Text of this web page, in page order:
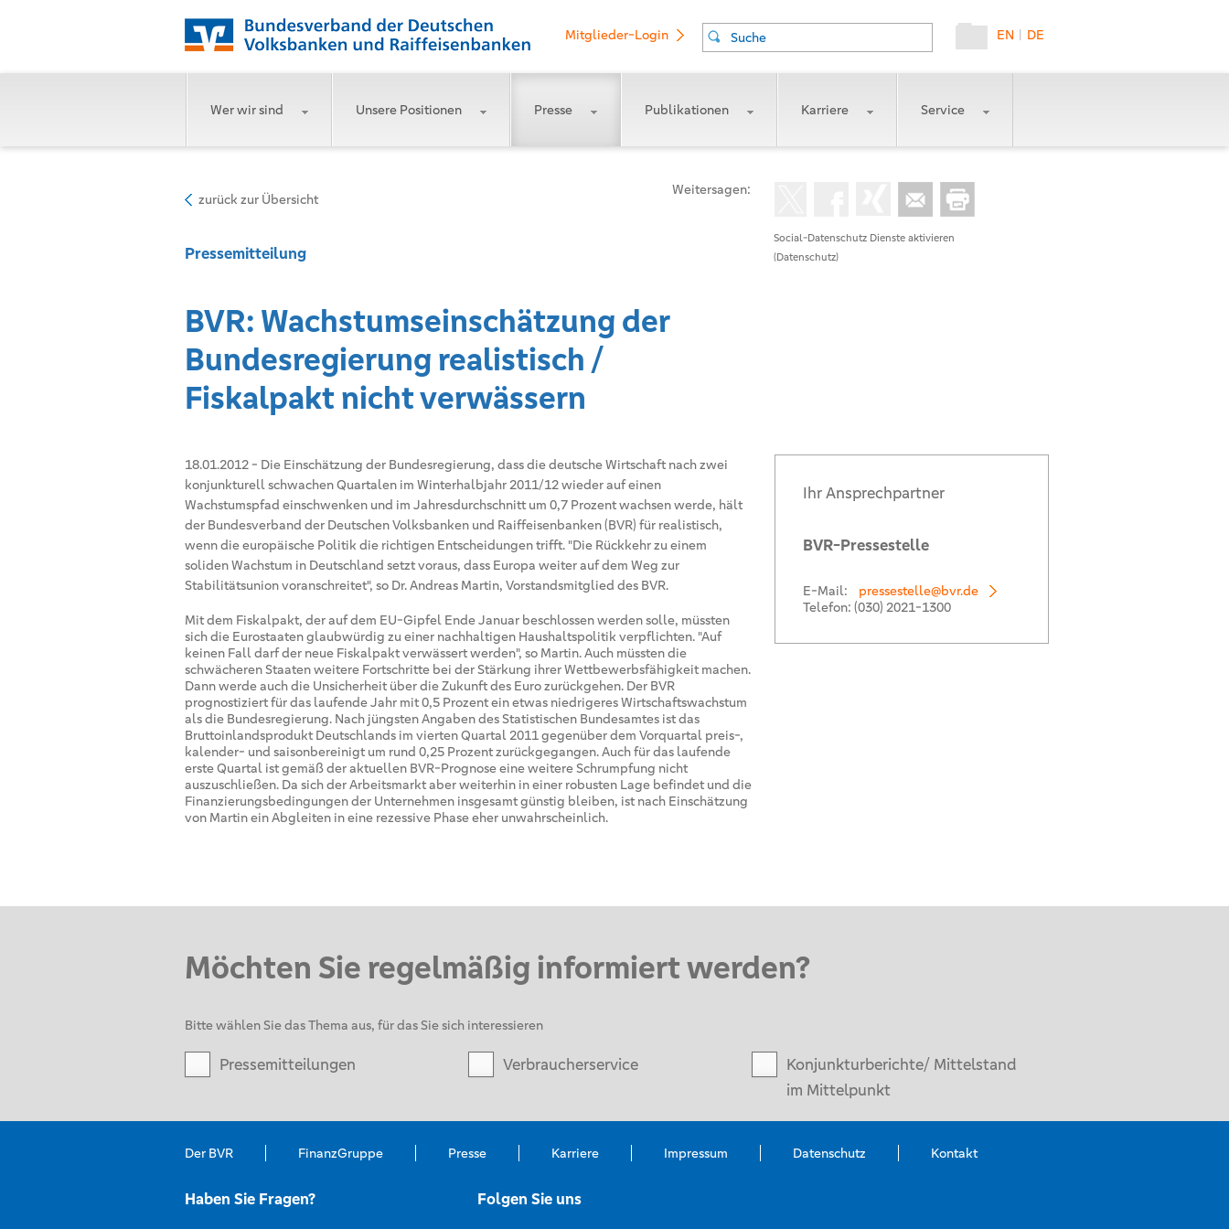
DE
|
EN
Suche
Mitglieder-Login
Wer wir sind Unsere Positionen Presse Publikationen Karriere Service
Social-Datenschutz Dienste aktivieren
(Datenschutz)
Weitersagen:
zurück zur Übersicht
Pressemitteilung
BVR: Wachstumseinschätzung der
Bundesregierung realistisch /
Fiskalpakt nicht verwässern
18.01.2012 - Die Einschätzung der Bundesregierung, dass die deutsche Wirtschaft nach zwei
konjunkturell schwachen Quartalen im Winterhalbjahr 2011/12 wieder auf einen
Wachstumspfad einschwenken und im Jahresdurchschnitt um 0,7 Prozent wachsen werde, hält
der Bundesverband der Deutschen Volksbanken und Raiffeisenbanken (BVR) für realistisch,
wenn die europäische Politik die richtigen Entscheidungen trifft. "Die Rückkehr zu einem
soliden Wachstum in Deutschland setzt voraus, dass Europa weiter auf dem Weg zur
Stabilitätsunion voranschreitet", so Dr. Andreas Martin, Vorstandsmitglied des BVR.
Mit dem Fiskalpakt, der auf dem EU-Gipfel Ende Januar beschlossen werden solle, müssten
sich die Eurostaaten glaubwürdig zu einer nachhaltigen Haushaltspolitik verpflichten. "Auf
keinen Fall darf der neue Fiskalpakt verwässert werden", so Martin. Auch müssten die
schwächeren Staaten weitere Fortschritte bei der Stärkung ihrer Wettbewerbsfähigkeit machen.
Dann werde auch die Unsicherheit über die Zukunft des Euro zurückgehen. Der BVR
prognostiziert für das laufende Jahr mit 0,5 Prozent ein etwas niedrigeres Wirtschaftswachstum
als die Bundesregierung. Nach jüngsten Angaben des Statistischen Bundesamtes ist das
Bruttoinlandsprodukt Deutschlands im vierten Quartal 2011 gegenüber dem Vorquartal preis-,
kalender- und saisonbereinigt um rund 0,25 Prozent zurückgegangen. Auch für das laufende
erste Quartal ist gemäß der aktuellen BVR-Prognose eine weitere Schrumpfung nicht
auszuschließen. Da sich der Arbeitsmarkt aber weiterhin in einer robusten Lage befindet und die
Finanzierungsbedingungen der Unternehmen insgesamt günstig bleiben, ist nach Einschätzung
von Martin ein Abgleiten in eine rezessive Phase eher unwahrscheinlich.
Ihr Ansprechpartner
BVR-Pressestelle
E-Mail:
pressestelle@bvr.de
Telefon: (030) 2021-1300
Möchten Sie regelmäßig informiert werden?
Bitte wählen Sie das Thema aus, für das Sie sich interessieren
Pressemitteilungen Verbraucherservice
Konjunkturberichte/ Mittelstand
im Mittelpunkt
Der BVR FinanzGruppe Presse Karriere Impressum Datenschutz Kontakt
Haben Sie Fragen? Folgen Sie uns